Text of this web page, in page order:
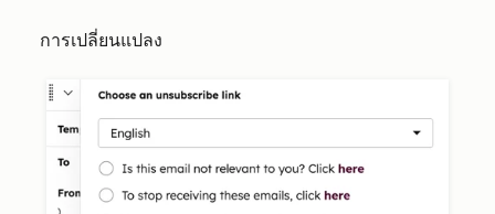
การเปลี่ยนแปลง